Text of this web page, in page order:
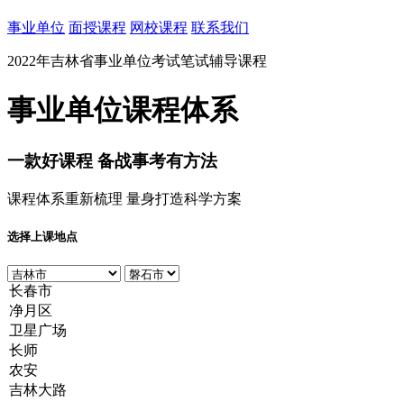
事业单位 面授课程 网校课程 联系我们
2022年吉林省事业单位考试笔试辅导课程
事业单位课程体系
一款好课程 备战事考有方法
课程体系重新梳理 量身打造科学方案
选择上课地点